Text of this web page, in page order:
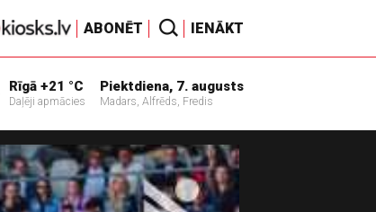
ABONĒT IENĀKT
Rīgā +21 °C
Daļēji apmācies
Piektdiena, 7. augusts
Madars, Alfrēds, Fredis